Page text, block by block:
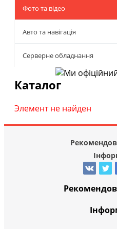
Фото та відео
Авто та навігація
Серверне обладнання
Каталог
Элемент не найден